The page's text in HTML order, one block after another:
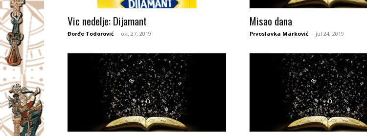
Vic nedelje: Dijamant
Đorđe Todorović - okt 27, 2019
Misao dana
Prvoslavka Marković - jul 24, 2019